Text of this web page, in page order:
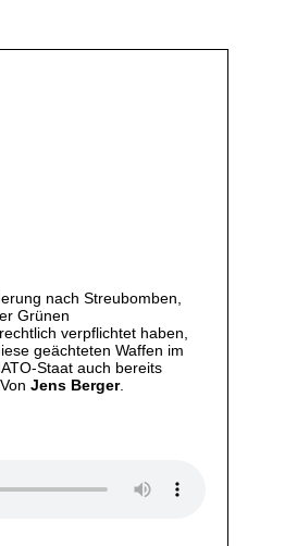
nach Streubomben,
Grünen
verpflichtet haben,
geächteten Waffen im
Staat auch bereits
VonJens Berger.